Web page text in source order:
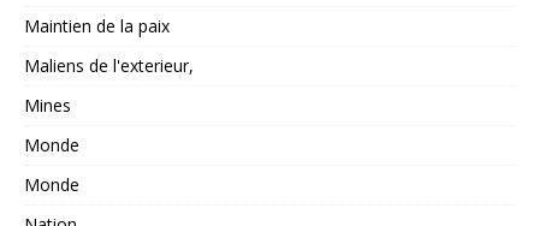
Maintien de la paix
Maliens de l'exterieur,
Mines
Monde
Monde